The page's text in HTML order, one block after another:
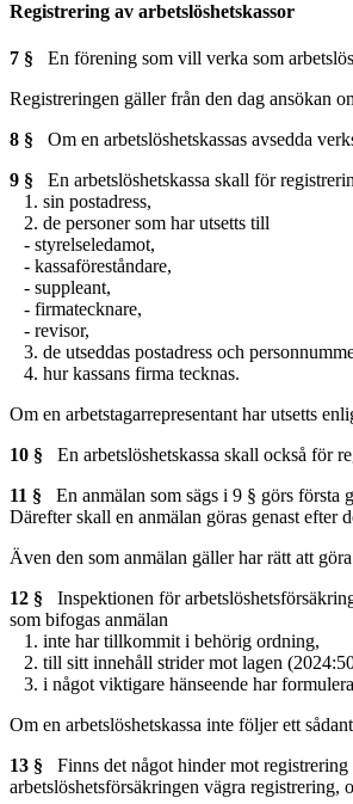
Registrering av arbetslöshetskassor
7 § En förening som vill verka som
Registreringen gäller från den dag ansökan
8 § Om en arbetslöshetskassas avsedda
9 § En arbetslöshetskassa skall för
1. sin postadress,
2. de personer som har utsetts till
- styrelseledamot,
- kassaföreståndare,
- suppleant,
- firmatecknare,
- revisor,
3. de utseddas postadress och
4. hur kassans firma tecknas.
Om en arbetstagarrepresentant har utsetts
10 § En arbetslöshetskassa skall också för
11 § En anmälan som sägs i 9 § görs första
Därefter skall en anmälan göras genast efter
Även den som anmälan gäller har rätt att
12 § Inspektionen för
som bifogas anmälan
1. inte har tillkommit i behörig ordning,
2. till sitt innehåll strider mot lagen
3. i något viktigare hänseende har
Om en arbetslöshetskassa inte följer ett
13 § Finns det något hinder mot registrering
arbetslöshetsförsäkringen vägra registrering,